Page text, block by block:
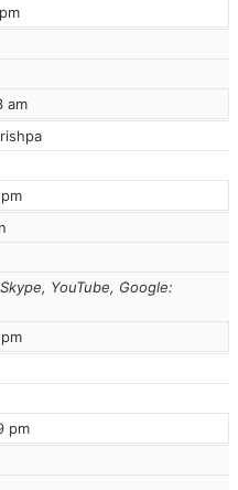
am
YouTube, Google
pm